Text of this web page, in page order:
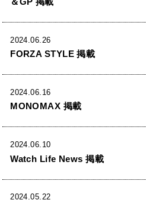
2024.06.26
FORZA STYLE 掲載
2024.06.16
MONOMAX 掲載
2024.06.10
Watch Life News 掲載
2024.05.22